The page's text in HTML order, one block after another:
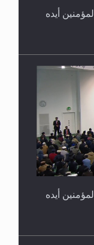
أيده
أيده